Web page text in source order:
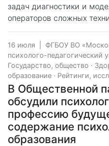
задач диагностики и
операторов сложных
16 июля
ФГБОУ ВО
психолого-педагогический
Государство, общество ·
образование · Рейтинги,
В Общественной
обсудили
профессию
содержание
образования